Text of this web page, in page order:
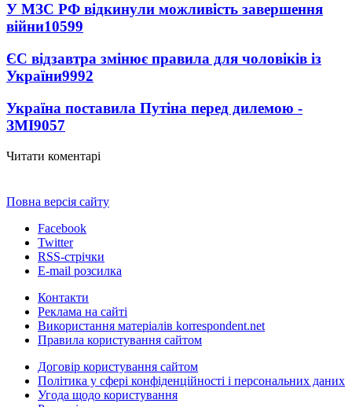
У МЗС РФ відкинули можливість завершення
війни10599
ЄС відзавтра змінює правила для чоловіків із
України9992
Україна поставила Путіна перед дилемою -
ЗМІ9057
Читати коментарі
Повна версія сайту
Facebook
Twitter
RSS-стрічки
E-mail розсилка
Контакти
Реклама на сайті
Використання матеріалів korrespondent.net
Правила користування сайтом
Договір користування сайтом
Політика у сфері конфіденційності і персональних даних
Угода щодо користування